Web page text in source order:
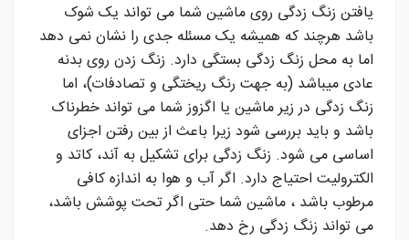
یافتن زنگ زدگی روی ماشین شما می تواند یک شوک
باشد هرچند که همیشه یک مسئله جدی را نشان نمی دهد
اما به محل زنگ زدگی بستگی دارد. زنگ زدن روی بدنه
عادی میباشد (به جهت رنگ ریختگی و تصادفات)، اما
زنگ زدگی در زیر ماشین یا اگزوز شما می تواند خطرناک
باشد و باید بررسی شود زیرا باعث از بین رفتن اجزای
اساسی می شود. زنگ زدگی برای تشکیل به آند، کاتد و
الکترولیت احتیاج دارد. اگر آب و هوا به اندازه کافی
مرطوب باشد ، ماشین شما حتی اگر تحت پوشش باشد،
می تواند زنگ زدگی رخ دهد.